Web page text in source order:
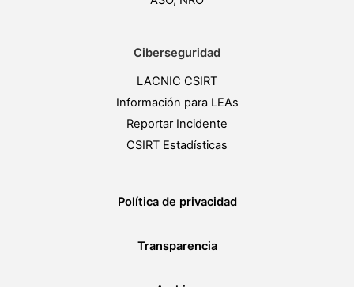
Ciberseguridad
LACNIC CSIRT
Información para LEAs
Reportar Incidente
CSIRT Estadísticas
Política de privacidad
Transparencia